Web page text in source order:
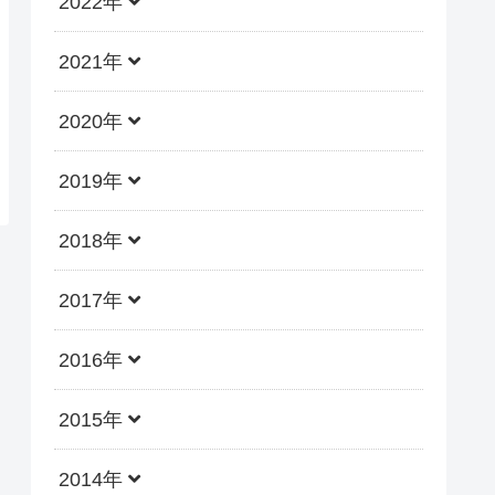
2021年
2020年
2019年
2018年
2017年
2016年
2015年
2014年